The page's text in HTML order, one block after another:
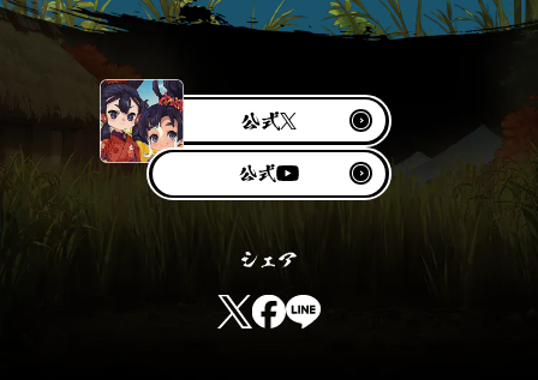
公
式
X
公
式
Y
o
T
u
b
T
F
L